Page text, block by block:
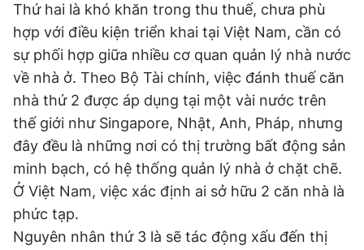
Thứ hai là khó khăn trong thu thuế, chưa phù
hợp với điều kiện triển khai tại Việt Nam, cần có
sự phối hợp giữa nhiều cơ quan quản lý nhà nước
về nhà ở. Theo Bộ Tài chính, việc đánh thuế căn
nhà thứ 2 được áp dụng tại một vài nước trên
thế giới như Singapore, Nhật, Anh, Pháp, nhưng
đây đều là những nơi có thị trường bất động sản
minh bạch, có hệ thống quản lý nhà ở chặt chẽ.
Ở Việt Nam, việc xác định ai sở hữu 2 căn nhà là
phức tạp.
Nguyên nhân thứ 3 là sẽ tác động xấu đến thị